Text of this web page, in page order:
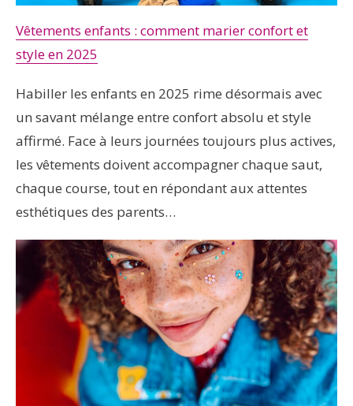
Vêtements enfants : comment marier confort et
style en 2025
Habiller les enfants en 2025 rime désormais avec
un savant mélange entre confort absolu et style
affirmé. Face à leurs journées toujours plus actives,
les vêtements doivent accompagner chaque saut,
chaque course, tout en répondant aux attentes
esthétiques des parents…